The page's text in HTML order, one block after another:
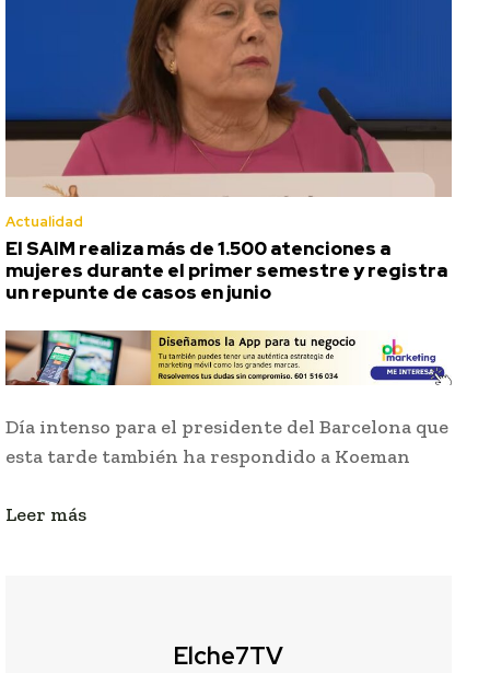
Actualidad
El SAIM realiza más de 1.500 atenciones a
mujeres durante el primer semestre y registra
un repunte de casos en junio
Día intenso para el presidente del Barcelona que
esta tarde también ha respondido a Koeman
Leer más
Elche7TV